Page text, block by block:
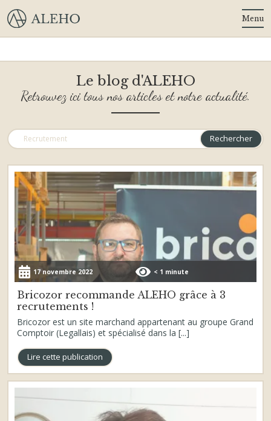
Menu
Le blog d'ALEHO
Retrouvez ici tous nos articles et notre actualité.
Rechercher
17 novembre 2022 < 1 minute
Bricozor recommande ALEHO grâce à 3
recrutements !
Bricozor est un site marchand appartenant au groupe Grand
Comptoir (Legallais) et spécialisé dans la [...]
Lire cette publication